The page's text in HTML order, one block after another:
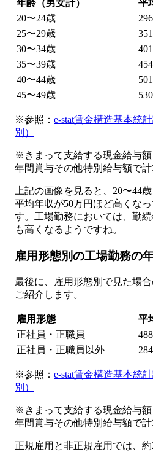
年齢（男女計）
平
20〜24歳
25〜29歳
30〜34歳
35〜39歳
40〜44歳
45〜49歳
※参照： e-stat賃金構造基本統
別）
※きまって支給する現金給与額
年間賞与その他特別給与額で
上記の画像を見ると、20〜44
平均年収が50万円ほど高くな
す。工場勤務においては、勤
も高くなるようですね。
雇用形態別の工場勤務の
最後に、雇用形態別で見た場
ご紹介します。
雇用形態
平
正社員・正職員
正社員・正職員以外
※参照： e-stat賃金構造基本統
別）
※きまって支給する現金給与額
年間賞与その他特別給与額で
正規雇用と非正規雇用では、